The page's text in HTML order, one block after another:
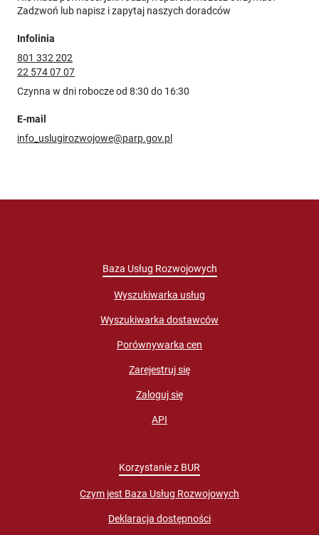
Zadzwoń lub napisz i zapytaj naszych doradców
Infolinia
801 332 202
22 574 07 07
Czynna w dni robocze od 8:30 do 16:30
E-mail
info_uslugirozwojowe@parp.gov.pl
Baza Usług Rozwojowych
Wyszukiwarka usług
Wyszukiwarka dostawców
Porównywarka cen
Zarejestruj się
Zaloguj się
API
Korzystanie z BUR
Czym jest Baza Usług Rozwojowych
Deklaracja dostępności